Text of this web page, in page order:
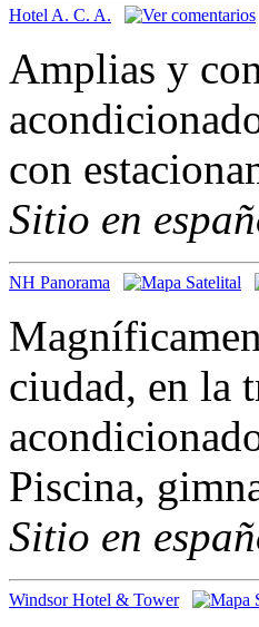
Hotel A. C. A.
Amplias y
con
Sitio en
NH Panorama
ciudad, en la
Piscina,
Sitio en
Windsor Hotel & Tower